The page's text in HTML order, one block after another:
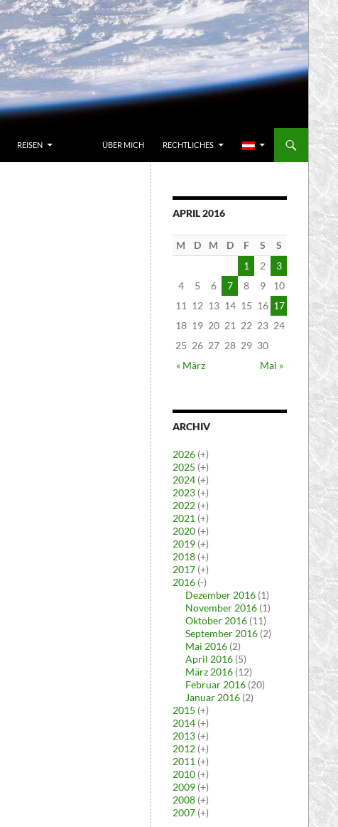
REISEN ÜBER MICH RECHTLICHES
APRIL 2016
M D M D F S
S
1
2
3
4
5 6 7 8 9
10
11 12 13 14 15 16 17
18 19 20 21 22 23 24
25 26 27 28 29 30
« März
Mai »
ARCHIV
2026 (+)
2025 (+)
2024 (+)
2023 (+)
2022 (+)
2021 (+)
2020 (+)
2019 (+)
2018 (+)
2017 (+)
2016 (-)
Dezember 2016 (1)
November 2016 (1)
Oktober 2016 (11)
September 2016 (2)
Mai 2016 (2)
April 2016 (5)
März 2016 (12)
Februar 2016 (20)
Januar 2016 (2)
2015 (+)
2014 (+)
2013 (+)
2012 (+)
2011 (+)
2010 (+)
2009 (+)
2008 (+)
2007 (+)